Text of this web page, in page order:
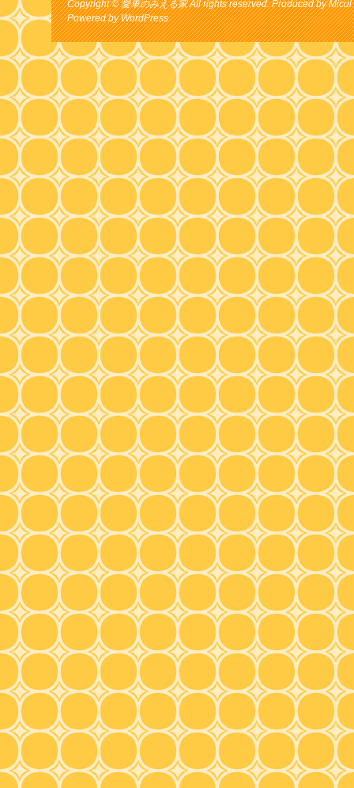
Copyright © 愛車のみえる家 All rights reserved. Produced by Micul
Powered byWordPress